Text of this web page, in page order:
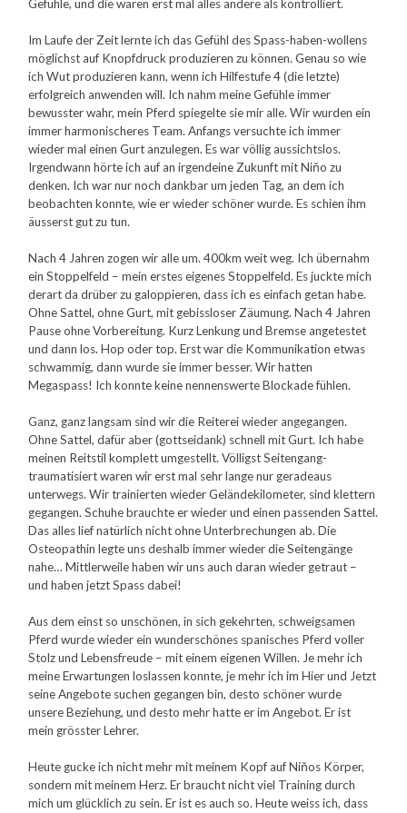
Gefühle, und die waren erst mal alles andere als kontrolliert.
Im Laufe der Zeit lernte ich das Gefühl des Spass-haben-wollens
möglichst auf Knopfdruck produzieren zu können. Genau so wie
ich Wut produzieren kann, wenn ich Hilfestufe 4 (die letzte)
erfolgreich anwenden will. Ich nahm meine Gefühle immer
bewusster wahr, mein Pferd spiegelte sie mir alle. Wir wurden ein
immer harmonischeres Team. Anfangs versuchte ich immer
wieder mal einen Gurt anzulegen. Es war völlig aussichtslos.
Irgendwann hörte ich auf an irgendeine Zukunft mit Niňo zu
denken. Ich war nur noch dankbar um jeden Tag, an dem ich
beobachten konnte, wie er wieder schöner wurde. Es schien ihm
äusserst gut zu tun.
Nach 4 Jahren zogen wir alle um. 400km weit weg. Ich übernahm
ein Stoppelfeld – mein erstes eigenes Stoppelfeld. Es juckte mich
derart da drüber zu galoppieren, dass ich es einfach getan habe.
Ohne Sattel, ohne Gurt, mit gebissloser Zäumung. Nach 4 Jahren
Pause ohne Vorbereitung. Kurz Lenkung und Bremse angetestet
und dann los. Hop oder top. Erst war die Kommunikation etwas
schwammig, dann wurde sie immer besser. Wir hatten
Megaspass! Ich konnte keine nennenswerte Blockade fühlen.
Ganz, ganz langsam sind wir die Reiterei wieder angegangen.
Ohne Sattel, dafür aber (gottseidank) schnell mit Gurt. Ich habe
meinen Reitstil komplett umgestellt. Völligst Seitengang-
traumatisiert waren wir erst mal sehr lange nur geradeaus
unterwegs. Wir trainierten wieder Geländekilometer, sind klettern
gegangen. Schuhe brauchte er wieder und einen passenden Sattel.
Das alles lief natürlich nicht ohne Unterbrechungen ab. Die
Osteopathin legte uns deshalb immer wieder die Seitengänge
nahe… Mittlerweile haben wir uns auch daran wieder getraut –
und haben jetzt Spass dabei!
Aus dem einst so unschönen, in sich gekehrten, schweigsamen
Pferd wurde wieder ein wunderschönes spanisches Pferd voller
Stolz und Lebensfreude – mit einem eigenen Willen. Je mehr ich
meine Erwartungen loslassen konnte, je mehr ich im Hier und Jetzt
seine Angebote suchen gegangen bin, desto schöner wurde
unsere Beziehung, und desto mehr hatte er im Angebot. Er ist
mein grösster Lehrer.
Heute gucke ich nicht mehr mit meinem Kopf auf Niňos Körper,
sondern mit meinem Herz. Er braucht nicht viel Training durch
mich um glücklich zu sein. Er ist es auch so. Heute weiss ich, dass